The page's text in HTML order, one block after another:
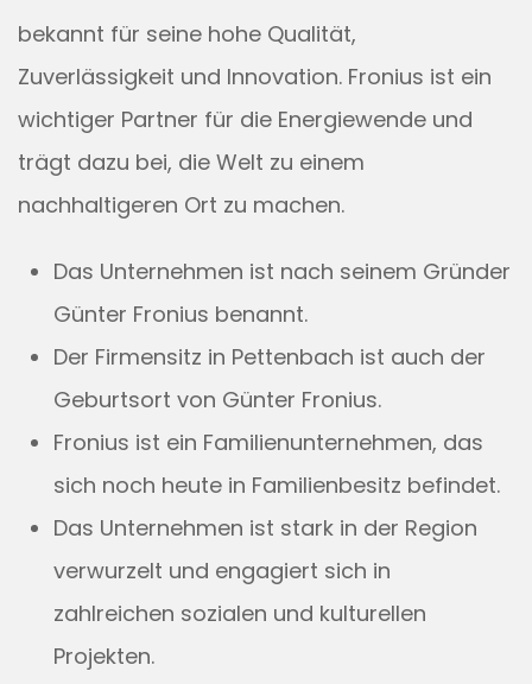
bekannt für seine hohe Qualität,
Zuverlässigkeit und Innovation. Fronius ist ein
wichtiger Partner für die Energiewende und
trägt dazu bei, die Welt zu einem
nachhaltigeren Ort zu machen.
Das Unternehmen ist nach seinem Gründer
Günter Fronius benannt.
Der Firmensitz in Pettenbach ist auch der
Geburtsort von Günter Fronius.
Fronius ist ein Familienunternehmen, das
sich noch heute in Familienbesitz befindet.
Das Unternehmen ist stark in der Region
verwurzelt und engagiert sich in
zahlreichen sozialen und kulturellen
Projekten.